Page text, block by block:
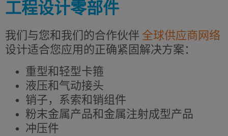
工程设计零部件
我们与您和我们的合作伙伴 全球供应商网络
设计适合您应用的正确紧固解决方案：
重型和轻型卡箍
液压和气动接头
销子，系索和销组件
粉末金属产品和金属注射成型产品
冲压件